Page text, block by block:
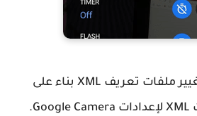
هذا كل شيء ، قم بتغيير ملفات تعريف XML بناء على